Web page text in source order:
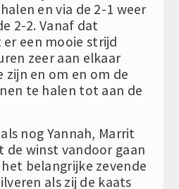
en via de 2-1 weer
2-2. Vanaf dat
een mooie strijd
zeer aan elkaar
en om en om de
te halen tot aan de
nog Yannah, Marrit
de winst vandoor gaan
belangrijke zevende
als zij de kaats